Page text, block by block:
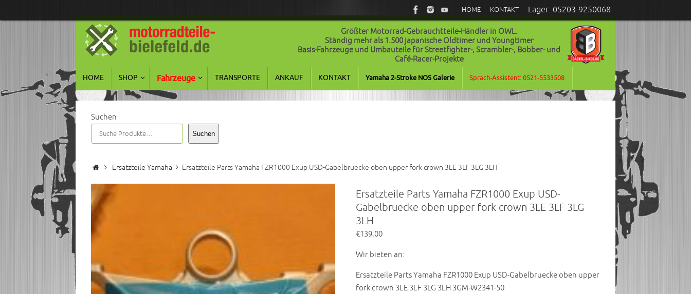
Zum
HOME KONTAKT Lager: 05203-9250068
Größter Motorrad-Gebrauchtteile-Händler in OWL.
Ständig mehr als 1.500 japanische Oldtimer und Youngtimer
Basis-Fahrzeuge und Umbauteile für Streetfighter-, Scrambler-, Bobber- und
Café-Racer-Projekte
Zum
Inhalt
springen
HOME SHOP Fahrzeuge TRANSPORTE ANKAUF KONTAKT Yamaha 2-Stroke NOS Galerie Sprach-Assistent: 0521-5533508
Suchen
Suchen
StartErsatzteile Yamaha Ersatzteile Parts Yamaha FZR1000 Exup USD-Gabelbruecke oben upper fork crown 3LE 3LF 3LG 3LH
Ersatzteile Parts Yamaha FZR1000 Exup USD-
Gabelbruecke oben upper fork crown 3LE 3LF 3LG
3LH
€139,00
Wir bieten an:
Ersatzteile Parts Yamaha FZR1000 Exup USD-Gabelbruecke oben upper
fork crown 3LE 3LF 3LG 3LH 3GM-W2341-50